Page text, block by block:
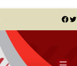
Facebook Twitter